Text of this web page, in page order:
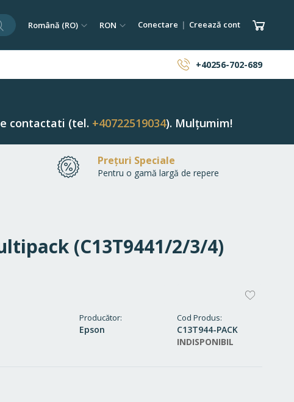
CăutareLimba
Română (RO) Monedă
RON Conectare Creează cont Coșul
+40256-702-689
contactati (tel. +40722519034). Mulțumim!
Prețuri Speciale
Pentru o gamă largă de repere
(C13T9441/2/3/4)
Producător
Epson
Cod Produs
C13T944-PACK
INDISPONIBIL